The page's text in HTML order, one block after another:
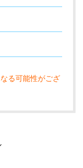
る可能性がござ